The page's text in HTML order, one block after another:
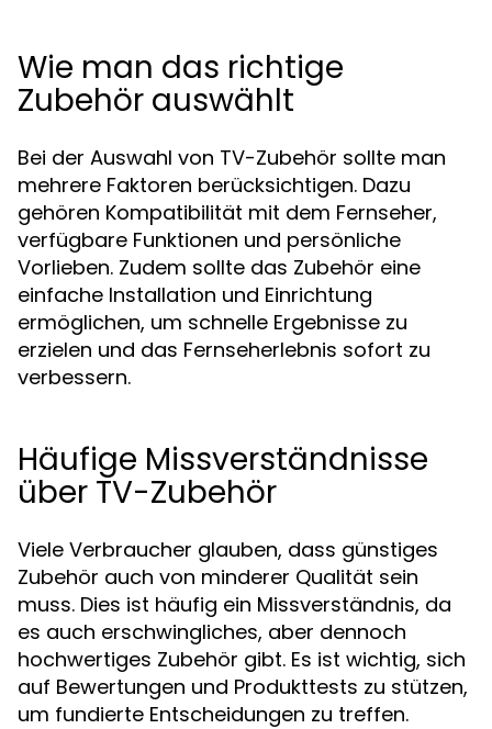
Wie man das richtige
Zubehör auswählt
Bei der Auswahl von TV-Zubehör sollte man
mehrere Faktoren berücksichtigen. Dazu
gehören Kompatibilität mit dem Fernseher,
verfügbare Funktionen und persönliche
Vorlieben. Zudem sollte das Zubehör eine
einfache Installation und Einrichtung
ermöglichen, um schnelle Ergebnisse zu
erzielen und das Fernseherlebnis sofort zu
verbessern.
Häufige Missverständnisse
über TV-Zubehör
Viele Verbraucher glauben, dass günstiges
Zubehör auch von minderer Qualität sein
muss. Dies ist häufig ein Missverständnis, da
es auch erschwingliches, aber dennoch
hochwertiges Zubehör gibt. Es ist wichtig, sich
auf Bewertungen und Produkttests zu stützen,
um fundierte Entscheidungen zu treffen.